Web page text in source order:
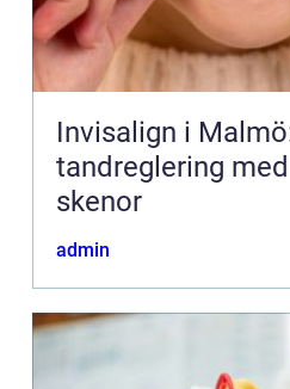
Invisalign i
tandreglering
skenor
admin